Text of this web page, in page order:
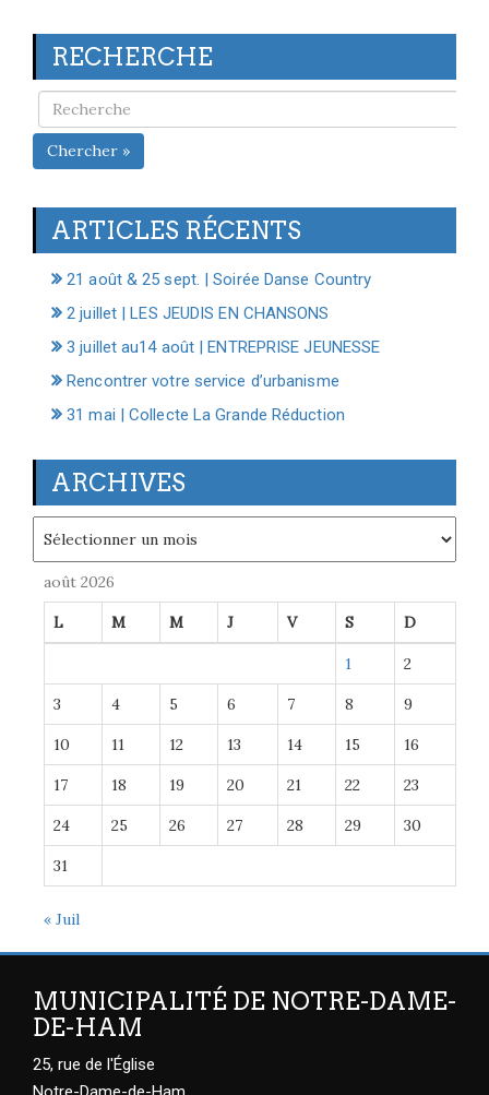
RECHERCHE
Chercher »
ARTICLES RÉCENTS
21 août & 25 sept. | Soirée Danse Country
2 juillet | LES JEUDIS EN CHANSONS
3 juillet au14 août | ENTREPRISE JEUNESSE
Rencontrer votre service d’urbanisme
31 mai | Collecte La Grande Réduction
ARCHIVES
août 2026
L M M J V S D
1 2
3 4 5 6 7 8 9
10 11 12 13 14 15 16
17 18 19 20 21 22 23
24 25 26 27 28 29 30
31
« Juil
MUNICIPALITÉ DE NOTRE-DAME-
DE-HAM
25, rue de l'Église